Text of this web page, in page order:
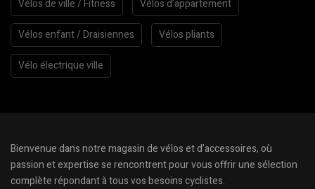
Vélos de ville / Fitness Vélos d’appartement
Vélos enfant / Draisiennes Vélos pliants
Vélo électrique ville
Bienvenue dans notre magasin de vélos et d’accessoires, où
passion et expertise se rencontrent pour vous offrir une sélection
complète répondant à tous vos besoins cyclistes.